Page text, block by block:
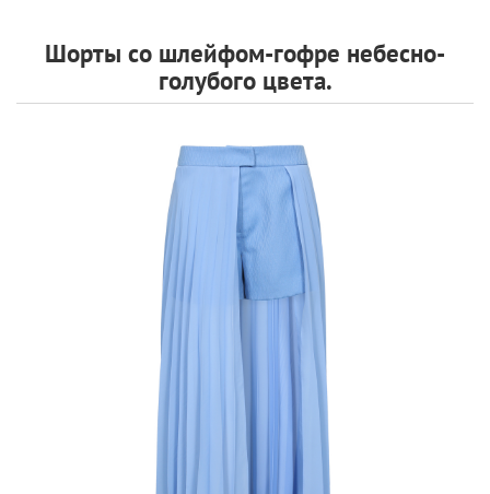
Шорты со шлейфом-гофре небесно-
голубого цвета.